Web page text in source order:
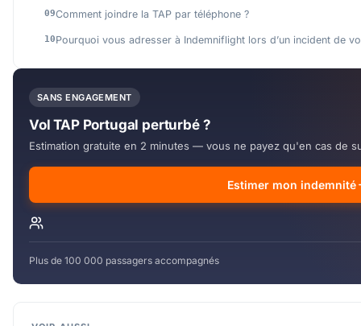
Comment joindre la TAP par téléphone ?
Pourquoi vous adresser à Indemniflight lors d’un incident de
SANS ENGAGEMENT
Vol TAP Portugal perturbé ?
Estimation gratuite en 2 minutes — vous ne payez qu'en cas de
Estimer mon indemnité
Plus de 100 000 passagers accompagnés